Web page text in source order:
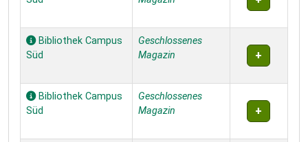
Bibliothek Campus
Süd
Geschlossenes
Magazin
Bibliothek Campus
Süd
Geschlossenes
Magazin